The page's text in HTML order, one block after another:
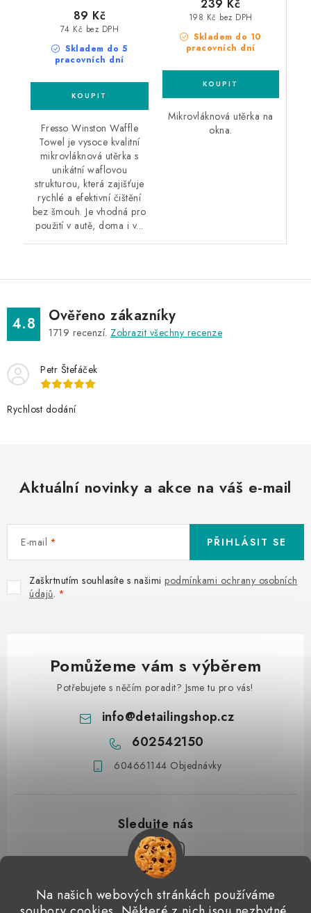
Na našich webových stránkách používáme
Skladem do 5
pracovních dní
74 Kč bez DPH
89 Kč
Fresso Winston Waffle
Towel je vysoce kvalitní
mikrovláknová utěrka s
unikátní waflovou
strukturou, která zajišťuje
rychlé a efektivní čištění
bez šmouh. Je vhodná pro
použití v autě, doma i v...
Skladem do 10
pracovních dní
198 Kč bez DPH
239 Kč
Mikrovláknová utěrka na
okna.
4.8 Ověřeno zákazníky
1719 recenzí. Zobrazit všechny recenze
Petr Štefáček
Rychlost dodání
Aktuální novinky a akce na váš e-mail
E-mail
Zaškrtnutím souhlasíte s našimi podmínkami ochrany osobních
údajů.
PŘIHLÁSIT SE
Pomůžeme vám s výběrem
Potřebujete s něčím poradit? Jsme tu pro vás!
info@detailingshop.cz
602542150
604661144 Objednávky